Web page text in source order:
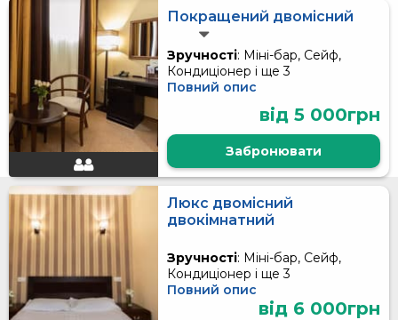
Покращений двомісний
Зручності: Міні-бар, Сейф,
Кондиціонер і ще 3
Повний опис
від 5 000грн
Забронювати
Люкс двомісний
двокімнатний
Зручності: Міні-бар, Сейф,
Кондиціонер і ще 3
Повний опис
від 6 000грн